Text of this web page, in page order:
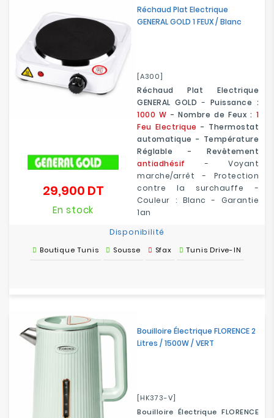
Bureautique
Réseau
Sécurité
Réchaud Plat Electrique
GENERAL GOLD 1 FEUX / Blanc
[A300]
Réchaud Plat Electrique
GENERAL GOLD - Puissance :
1000 W - Nombre de Feux : 1
Feu Electrique - Thermostat
automatique - Température
Réglable - Revêtement
antiadhésif
- Voyant
marche/arrêt - Protection
contre la surchauffe -
Couleur : Blanc - Garantie
1an
29,900 DTPrix
En stock
Disponibilité
Boutique Tunis Sousse Sfax Tunis Drive-IN
Bouilloire Électrique FLORENCE 2
Litres / 1500W / VERT
[HK373-V]
Bouilloire Électrique FLORENCE